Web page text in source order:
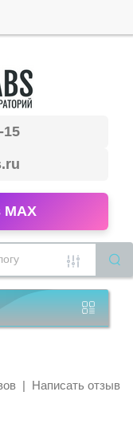
15
MAX
| Написать отзыв